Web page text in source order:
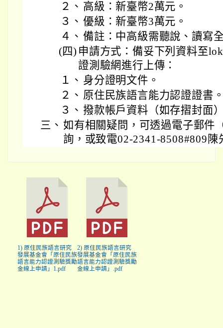
２、 高級：新臺幣2萬元。
３、 優級：新臺幣3萬元。
４、 備註：中高級需聽說、讀寫
(四) 申請方式：備妥下列資料至
證測驗網進行上傳：
１、 身分證明文件。
２、 原住民族語言能力認證證書
３、 撥款帳戶資料（如存摺封面
三、 如有相關疑問，可透過電子郵件
詢，或致電02-2341-8508#809陳
1) 原住民族語言研究
發展基金會「原住民族
語言能力認證測驗獎勵
金線上申請」1.pdf
2) 原住民族語言研究
發展基金會「原住民族
語言能力認證測驗獎勵
金線上申請」.pdf